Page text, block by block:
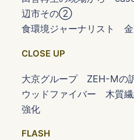
辺市その②
食環境ジャーナリスト
CLOSE UP
大京グループ ZEH-Mの
ウッドファイバー 木質
強化
FLASH